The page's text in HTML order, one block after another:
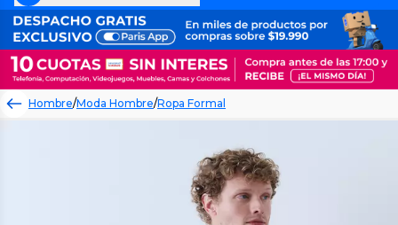
Hombre/Moda Hombre/Ropa Formal